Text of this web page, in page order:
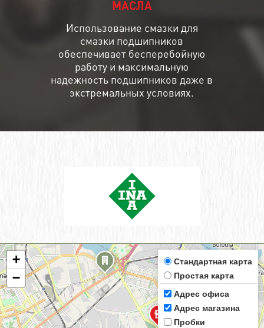
МАСЛА
Использование смазки для
смазки подшипников
обеспечивает бесперебойную
работу и максимальную
надежность подшипников даже в
экстремальных условиях.
+
−
Стандартная карта
Простая карта
Адрес офиса
Адрес магазина
Пробки